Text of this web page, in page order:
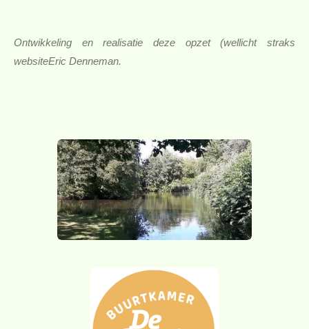
Ontwikkeling en realisatie deze opzet (wellicht straks
websiteEric Denneman.